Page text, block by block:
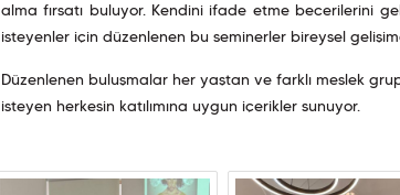
alma fırsatı buluyor. Kendini ifade etme becerilerini
isteyenler için düzenlenen bu seminerler bireysel
Düzenlenen buluşmalar her yaştan ve farklı meslek
isteyen herkesin katılımına uygun içerikler sunuyor.